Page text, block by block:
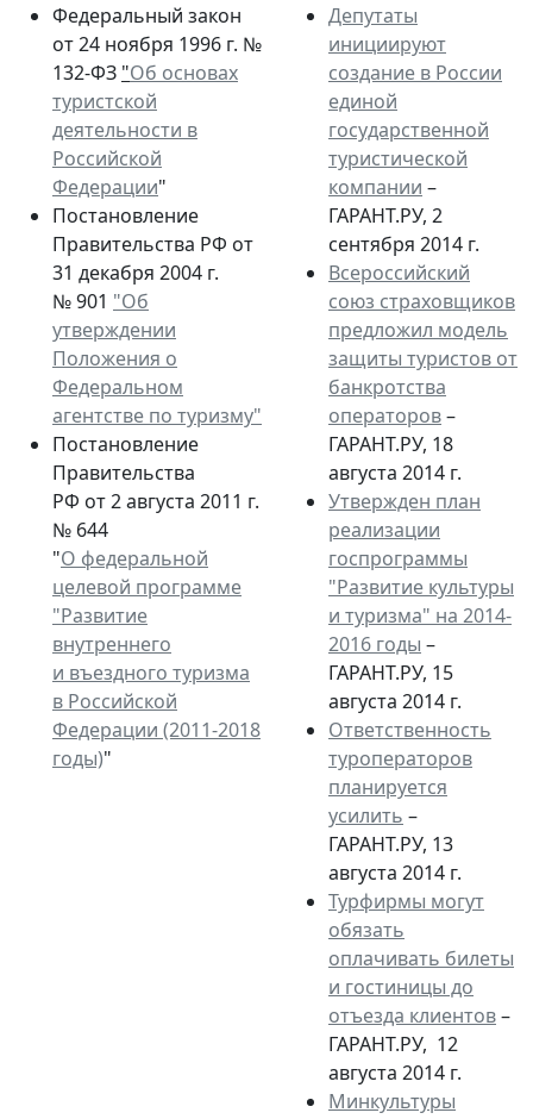
Федеральный закон
от 24 ноября 1996 г. №
132-ФЗ "Об основах
туристской
деятельности в
Российской
Федерации"
Постановление
Правительства РФ от
31 декабря 2004 г.
№ 901 "Об
утверждении
Положения о
Федеральном
агентстве по туризму"
Постановление
Правительства
РФ от 2 августа 2011 г.
№ 644
"О федеральной
целевой программе
"Развитие
внутреннего
и въездного туризма
в Российской
Федерации (2011-2018
годы)"
Депутаты
инициируют
создание в России
единой
государственной
туристической
компании –
ГАРАНТ.РУ, 2
сентября 2014 г.
Всероссийский
союз страховщиков
предложил модель
защиты туристов от
банкротства
операторов–
ГАРАНТ.РУ, 18
августа 2014 г.
Утвержден план
реализации
госпрограммы
"Развитие культуры
и туризма" на 2014-
2016 годы –
ГАРАНТ.РУ, 15
августа 2014 г.
Ответственность
туроператоров
планируется
усилить –
ГАРАНТ.РУ, 13
августа 2014 г.
Турфирмы могут
обязать
оплачивать билеты
и гостиницы до
отъезда клиентов–
ГАРАНТ.РУ, 12
августа 2014 г.
Минкультуры